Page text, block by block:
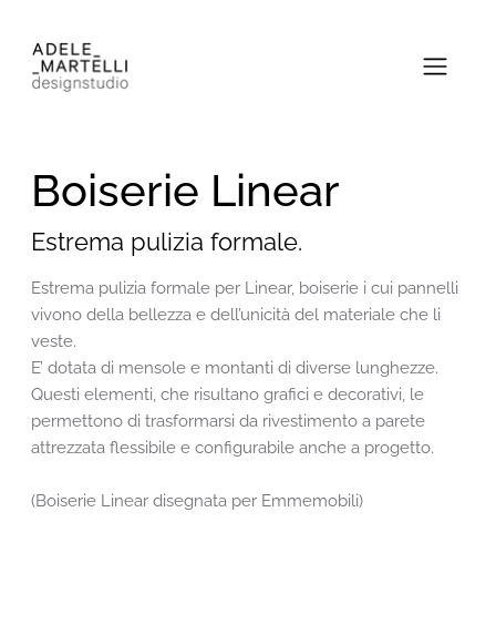
Boiserie Linear
Estrema pulizia formale.
Estrema pulizia formale per Linear, boiserie i cui pannelli
vivono della bellezza e dell’unicità del materiale che li
veste.
E’ dotata di mensole e montanti di diverse lunghezze.
Questi elementi, che risultano grafici e decorativi, le
permettono di trasformarsi da rivestimento a parete
attrezzata flessibile e configurabile anche a progetto.
(Boiserie Linear disegnata per Emmemobili)